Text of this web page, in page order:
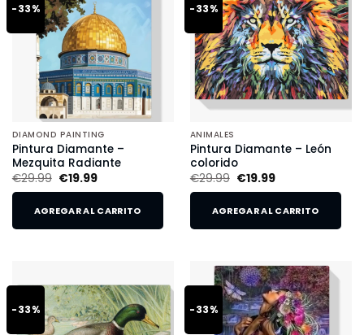
-33%
DIAMOND PAINTING
Pintura Diamante –
Mezquita Radiante
€29.99 €19.99
AGREGAR AL CARRITO
-33%
ANIMALES
Pintura Diamante – León
colorido
€29.99 €19.99
AGREGAR AL CARRITO
-33% -33%